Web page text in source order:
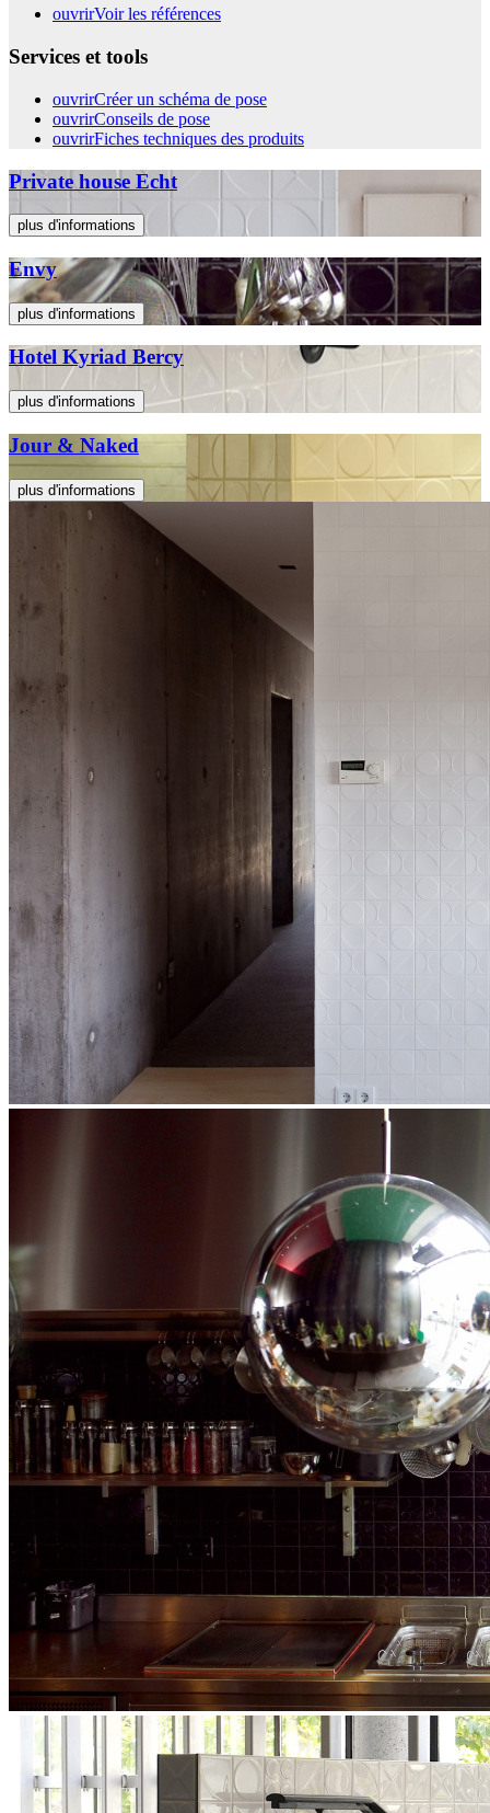
ouvrirVoir les références
Services et tools
ouvrirCréer un schéma de pose
ouvrirConseils de pose
ouvrirFiches techniques des produits
Private house Echt
plus d'informations
Envy
plus d'informations
Hotel Kyriad Bercy
plus d'informations
Jour & Naked
plus d'informations